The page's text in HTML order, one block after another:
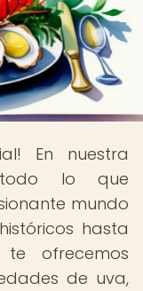
En nuestra
todo lo que
mundo
hasta
te ofrecemos
de uva,